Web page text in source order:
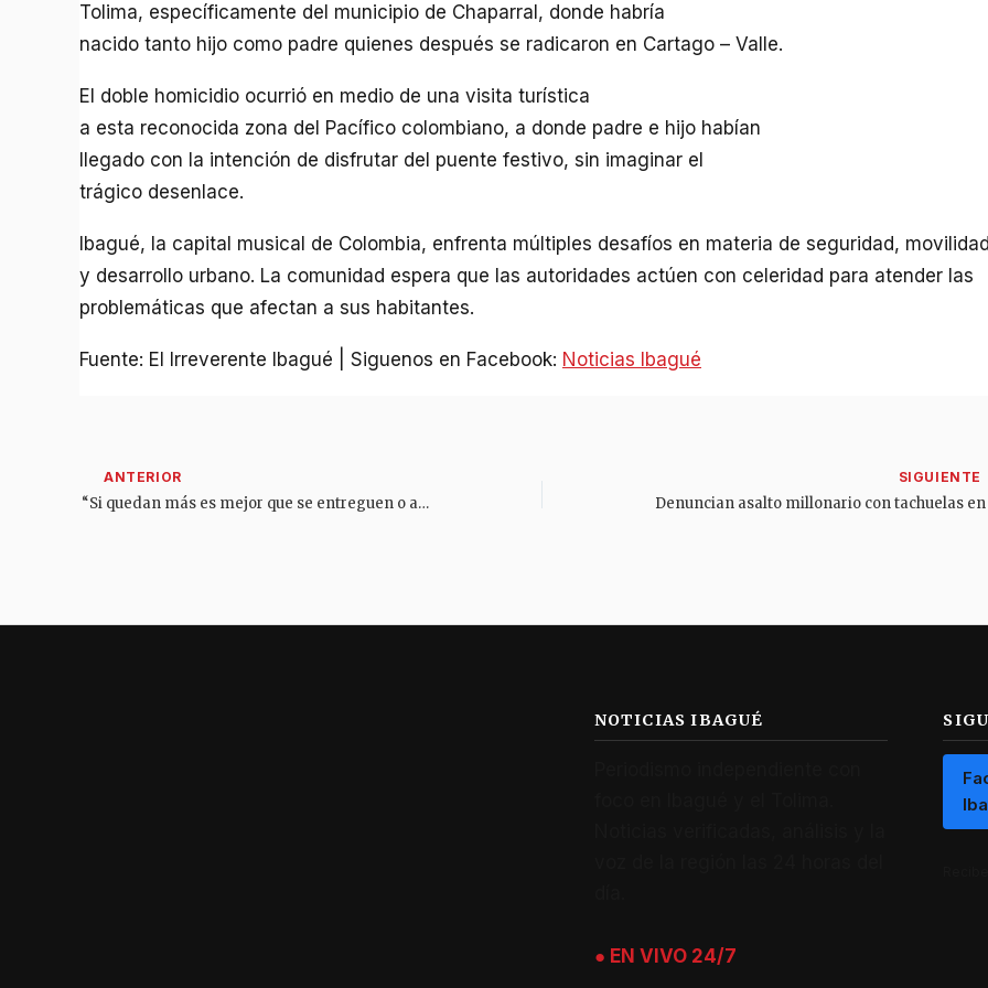
Tolima, específicamente del municipio de Chaparral, donde habría
nacido tanto hijo como padre quienes después se radicaron en Cartago – Valle.
El doble homicidio ocurrió en medio de una visita turística
a esta reconocida zona del Pacífico colombiano, a donde padre e hijo habían
llegado con la intención de disfrutar del puente festivo, sin imaginar el
trágico desenlace.
Ibagué, la capital musical de Colombia, enfrenta múltiples desafíos en materia de seguridad,
y desarrollo urbano. La comunidad espera que las autoridades actúen con celeridad para atender las
problemáticas que afectan a sus habitantes.
Fuente: El Irreverente Ibagué | Siguenos en Facebook: Noticias Ibagué
“Si quedan más es mejor que se entreguen o abandonen la región o si no serán abatidos”: Alfredo Bocanegra
NOTICIAS IBAGUÉ
● EN VIVO 24/7